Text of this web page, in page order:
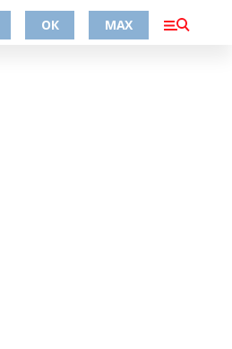
ОК MAX